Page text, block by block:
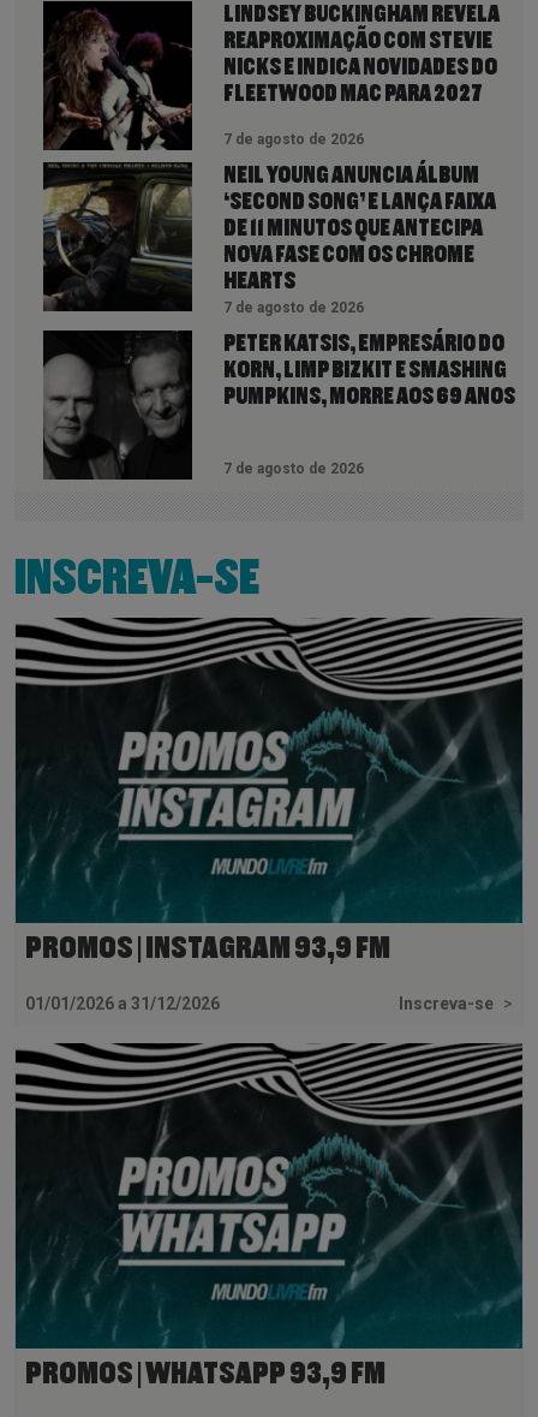
LINDSEY BUCKINGHAM REVELA
REAPROXIMAÇÃO COM STEVIE
NICKS E INDICA NOVIDADES DO
FLEETWOOD MAC PARA 2027
7 de agosto de 2026
NEIL YOUNG ANUNCIA ÁLBUM
‘SECOND SONG’ E LANÇA FAIXA
DE 11 MINUTOS QUE ANTECIPA
NOVA FASE COM OS CHROME
HEARTS
7 de agosto de 2026
PETER KATSIS, EMPRESÁRIO DO
KORN, LIMP BIZKIT E SMASHING
PUMPKINS, MORRE AOS 69 ANOS
7 de agosto de 2026
INSCREVA-SE
PROMOS | INSTAGRAM 93,9 FM
01/01/2026 a 31/12/2026 Inscreva-se >
PROMOS | WHATSAPP 93,9 FM